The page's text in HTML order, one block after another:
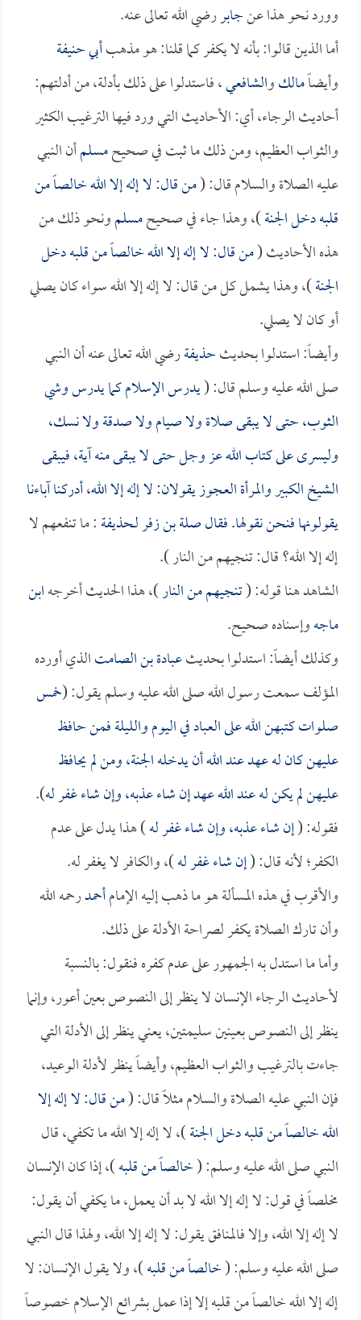
وورد نحو هذا عنجابررضي الله تعالى عنه.
أما الذين قالوا: بأنه لا يكفر كما قلنا: هو مذهبأبي حنيفة
وأيضاًمالكوالشافعي، فاستدلوا على ذلك بأدلة، من أدلتهم:
أحاديث الرجاء، أي: الأحاديث التي ورد فيها الترغيب الكثير
والثواب العظيم، ومن ذلك ما ثبت في صحيحمسلمأن النبي
عليه الصلاة والسلام قال: (من قال: لا إله إلا الله خالصاً من
قلبه دخل الجنة)، وهذا جاء في صحيحمسلمونحو ذلك من
هذه الأحاديث (من قال: لا إله إلا الله خالصاً من قلبه دخل
الجنة)، وهذا يشمل كل من قال: لا إله إلا الله سواء كان يصلي
أو كان لا يصلي.
وأيضاً: استدلوا بحديثحذيفةرضي الله تعالى عنه أن النبي
صلى الله عليه وسلم قال: (يدرس الإسلام كما يدرس وشي
الثوب، حتى لا يبقى صلاة ولا صيام ولا صدقة ولا نسك،
وليسرى على كتاب الله عز وجل حتى لا يبقى منه آية، فيبقى
الشيخ الكبير والمرأة العجوز يقولان: لا إله إلا الله، أدركنا آباءنا
يقولونها فنحن نقولها. فقالصلة بن زفرلـحذيفة: ما تنفعهم لا
إله إلا الله؟ قال: تنجيهم من النار ).
الشاهد هنا قوله: (تنجيهم من النار)، هذا الحديث أخرجهابن
ماجهوإسناده صحيح.
وكذلك أيضاً: استدلوا بحديثعبادة بن الصامتالذي أورده
المؤلف سمعت رسول الله صلى الله عليه وسلم يقول: (خمس
صلوات كتبهن الله على العباد في اليوم والليلة فمن حافظ
عليهن كان له عهد عند الله أن يدخله الجنة، ومن لم يحافظ
عليهن لم يكن له عند الله عهد إن شاء عذبه، وإن شاء غفر له).
فقوله: (إن شاء عذبه، وإن شاء غفر له) هذا يدل على عدم
الكفر؛ لأنه قال: (إن شاء غفر له)، والكافر لا يغفر له.
والأقرب في هذه المسألة هو ما ذهب إليه الإمامأحمدرحمه الله
وأن تارك الصلاة يكفر لصراحة الأدلة على ذلك.
وأما ما استدل به الجمهور على عدم كفره فنقول: بالنسبة
لأحاديث الرجاء الإنسان لا ينظر إلى النصوص بعين أعور، وإنما
ينظر إلى النصوص بعينين سليمتين، يعني ينظر إلى الأدلة التي
جاءت بالترغيب والثواب العظيم، وأيضاً ينظر لأدلة الوعيد،
فإن النبي عليه الصلاة والسلام مثلاً قال: (من قال: لا إله إلا
الله خالصاً من قلبه دخل الجنة)، لا إله إلا الله ما تكفي، قال
النبي صلى الله عليه وسلم: (خالصاً من قلبه)، إذا كان الإنسان
مخلصاً في قول: لا إله إلا الله لا بد أن يعمل، ما يكفي أن يقول:
لا إله إلا الله، وإلا فالمنافق يقول: لا إله إلا الله، ولهذا قال النبي
صلى الله عليه وسلم: (خالصاً من قلبه)، ولا يقول الإنسان: لا
إله إلا الله خالصاً من قلبه إلا إذا عمل بشرائع الإسلام خصوصاً